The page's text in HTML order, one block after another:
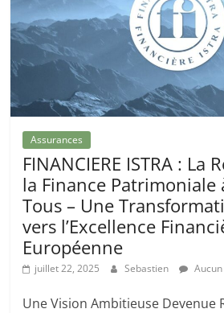
Assurances
FINANCIERE ISTRA : La
la Finance Patrimoniale
Tous – Une
vers l’Excellence
Européenne
juillet 22, 2025 Sebastien
Une Vision Ambitieuse Devenue